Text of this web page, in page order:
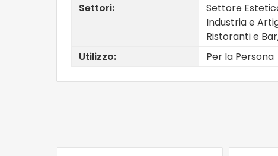
Settori:
Settore
Industria e
Ristoranti e
Utilizzo:
Per la Persona